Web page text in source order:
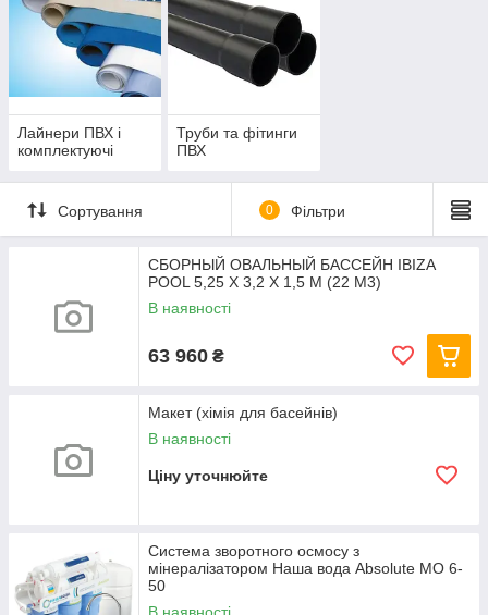
Лайнери ПВХ і
комплектуючі
Труби та фітинги
ПВХ
Сортування 0 Фільтри
СБОРНЫЙ ОВАЛЬНЫЙ БАССЕЙН IBIZA
POOL 5,25 Х 3,2 Х 1,5 М (22 М3)
В наявності
63 960 ₴
Макет (хімія для басейнів)
В наявності
Ціну уточнюйте
Система зворотного осмосу з
мінералізатором Наша вода Absolute МО 6-
50